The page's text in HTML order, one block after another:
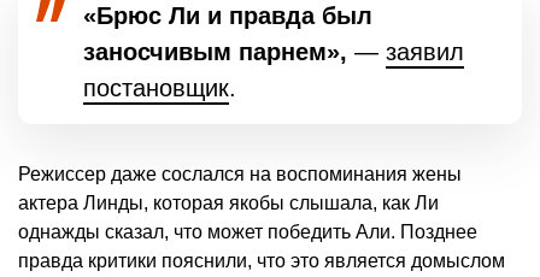
«Брюс Ли и правда был
заносчивым парнем», — заявил
постановщик.
Режиссер даже сослался на воспоминания жены
актера Линды, которая якобы слышала, как Ли
однажды сказал, что может победить Али. Позднее
правда критики пояснили, что это является домыслом